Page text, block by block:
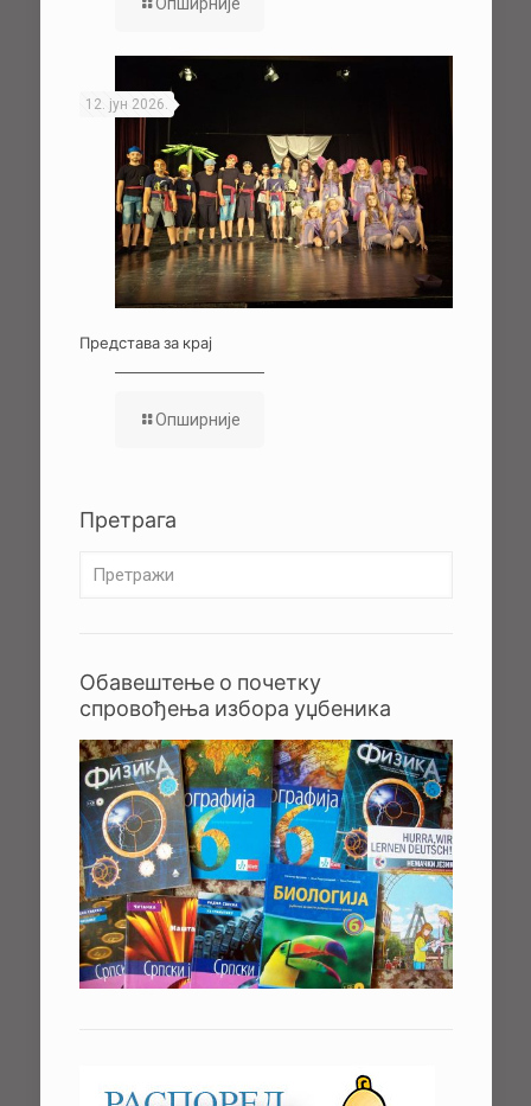
12. јун 2026.
Представа за крај
Опширније
Претрага
Обавештење о почетку
спровођења избора уџбеника